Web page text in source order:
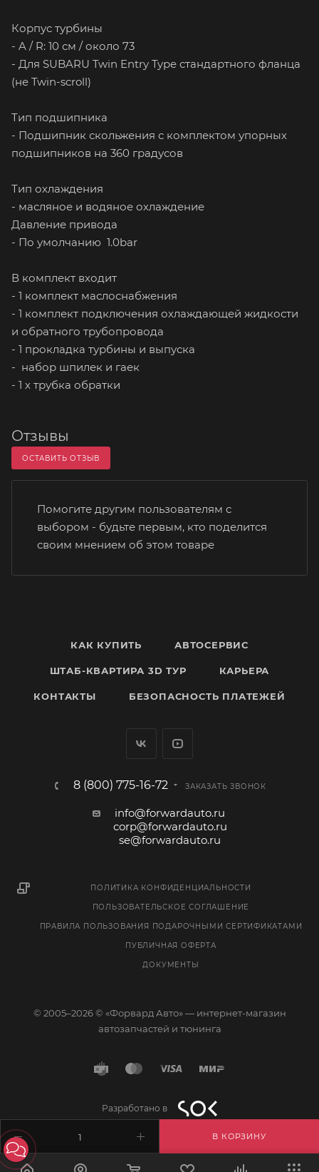
В КОРЗИНУ
Корпус турбины
- A / R: 10 см / около 73
- Для SUBARU Twin Entry Type стандартного фланца
(не Twin-scroll)
Тип подшипника
- Подшипник скольжения с комплектом упорных
подшипников на 360 градусов
Тип охлаждения
- масляное и водяное охлаждение
Давление привода
- По умолчанию 1.0bar
В комплект входит
- 1 комплект маслоснабжения
- 1 комплект подключения охлаждающей жидкости
и обратного трубопровода
- 1 прокладка турбины и выпуска
- набор шпилек и гаек
- 1 х трубка обратки
Отзывы
ОСТАВИТЬ ОТЗЫВ
Помогите другим пользователям с
выбором - будьте первым, кто поделится
своим мнением об этом товаре
КАК КУПИТЬ АВТОСЕРВИС
ШТАБ-КВАРТИРА 3D ТУР КАРЬЕРА
КОНТАКТЫ БЕЗОПАСНОСТЬ ПЛАТЕЖЕЙ
8 (800) 775-16-72 ЗАКАЗАТЬ ЗВОНОК
info@forwardauto.ru
corp@forwardauto.ru
se@forwardauto.ru
ПОЛИТИКА КОНФИДЕНЦИАЛЬНОСТИ
ПОЛЬЗОВАТЕЛЬСКОЕ СОГЛАШЕНИЕ
ПРАВИЛА ПОЛЬЗОВАНИЯ ПОДАРОЧНЫМИ СЕРТИФИКАТАМИ
ПУБЛИЧНАЯ ОФЕРТА
ДОКУМЕНТЫ
© 2005–2026 © «Форвард Авто» — интернет-магазин
автозапчастей и тюнинга
Разработано в